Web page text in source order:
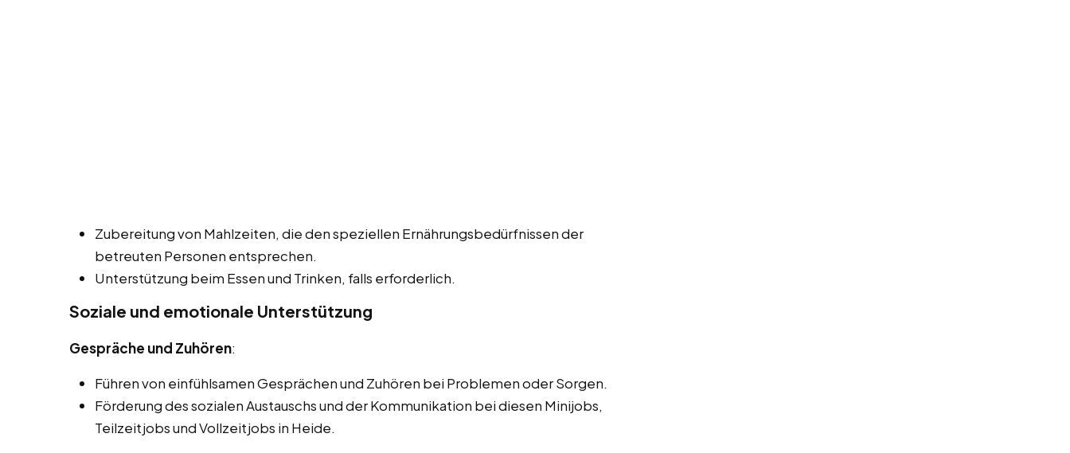
Zubereitung von Mahlzeiten, die den speziellen Ernährungsbedürfnissen der
betreuten Personen entsprechen.
Unterstützung beim Essen und Trinken, falls erforderlich.
Soziale und emotionale Unterstützung
Gespräche und Zuhören:
Führen von einfühlsamen Gesprächen und Zuhören bei Problemen oder Sorgen.
Förderung des sozialen Austauschs und der Kommunikation bei diesen Minijobs,
Teilzeitjobs und Vollzeitjobs in Heide.